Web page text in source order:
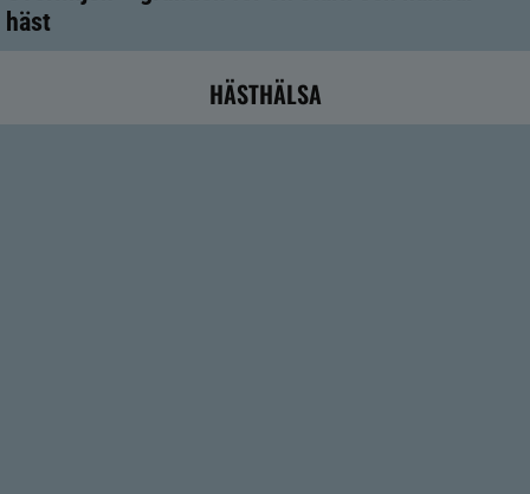
häst
HÄSTHÄLSA